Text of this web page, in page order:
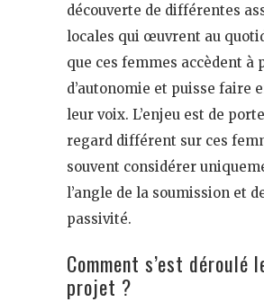
découverte de différentes
locales qui œuvrent au
que ces femmes accèdent à
d’autonomie et puisse faire
leur voix. L’enjeu est de
regard différent sur ces
souvent considérer
l’angle de la soumission et
passivité.
Comment s’est déroulé
projet ?